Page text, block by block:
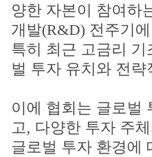
양한 자본이 참여하
개발(R&D) 전주기
특히 최근 고금리
벌 투자 유치와 전
이에 협회는 글로벌
고, 다양한 투자 주
글로벌 투자 환경에